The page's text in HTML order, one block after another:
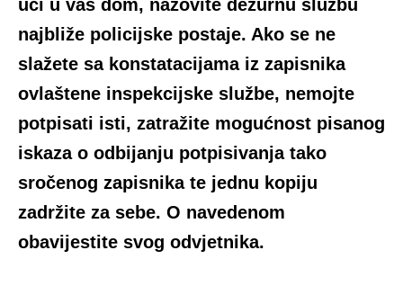
ući u vaš dom, nazovite dežurnu službu
najbliže policijske postaje. Ako se ne
slažete sa konstatacijama iz zapisnika
ovlaštene inspekcijske službe, nemojte
potpisati isti, zatražite mogućnost pisanog
iskaza o odbijanju potpisivanja tako
sročenog zapisnika te jednu kopiju
zadržite za sebe. O navedenom
obavijestite svog odvjetnika.